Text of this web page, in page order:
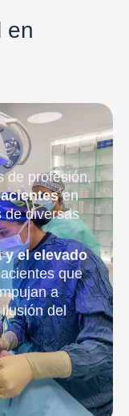
en
de profesión,
en
de diversas
y el elevado
que
a
del